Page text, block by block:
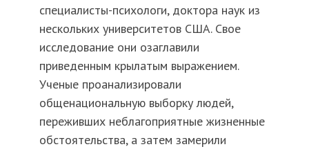
специалисты-психологи, доктора наук из
нескольких университетов США. Свое
исследование они озаглавили
приведенным крылатым выражением.
Ученые проанализировали
общенациональную выборку людей,
переживших неблагоприятные жизненные
обстоятельства, а затем замерили